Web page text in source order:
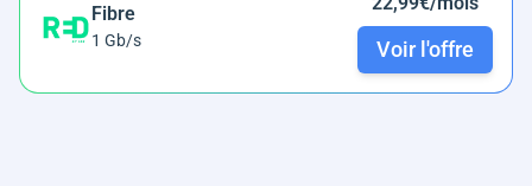
Fibre
1 Gb/s Voir l'offre